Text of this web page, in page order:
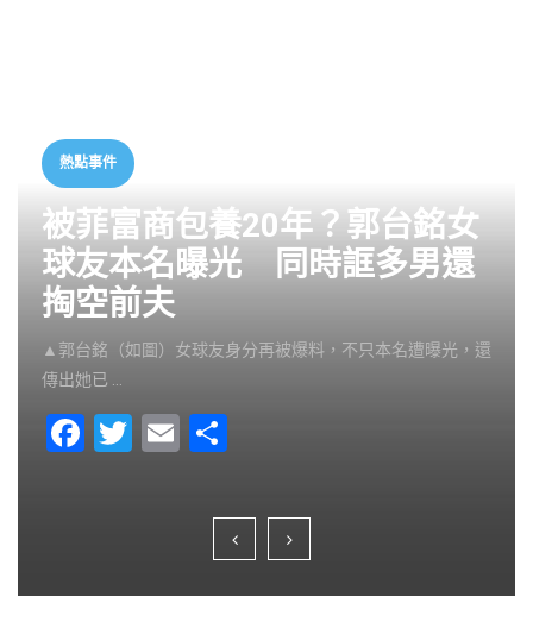
熱點事件
被菲富商包養20年？郭台銘女
球友本名曝光 同時誆多男還
掏空前夫
▲郭台銘（如圖）女球友身分再被爆料，不只本名遭曝光，還
傳出她已 …
F
b
T
E
ar
e